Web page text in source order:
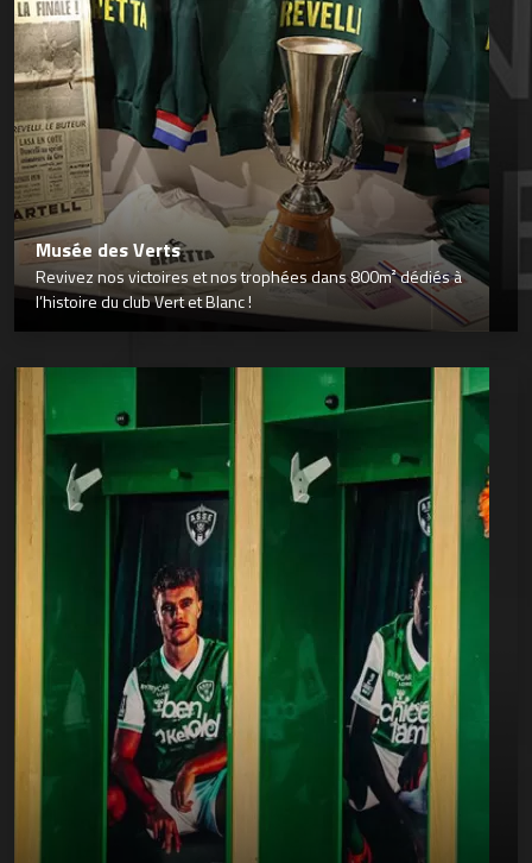
Musée des Verts
Revivez nos victoires et nos trophées dans 800m² dédiés à
l’histoire du club Vert et Blanc !